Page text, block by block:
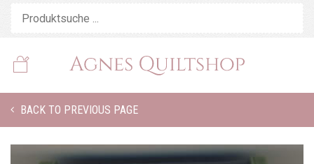
BACK TO PREVIOUS PAGE